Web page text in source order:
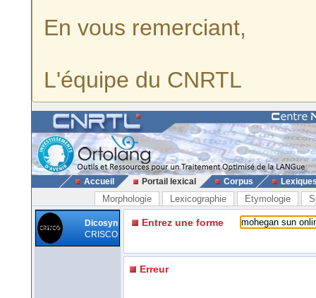
En vous remerciant,
L'équipe du CNRTL
Accueil Portail lexical Corpus
Morphologie Lexicographie Etymologie
Dicosyn
CRISCO
Entrez une forme
Erreur